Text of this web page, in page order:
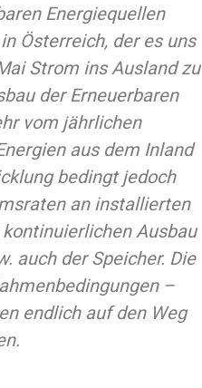
Energiequellen
Österreich, der es uns
Strom ins Ausland zu
der Erneuerbaren
vom jährlichen
aus dem Inland
bedingt jedoch
an installierten
Ausbau
auch der Speicher. Die
–
endlich auf den Weg